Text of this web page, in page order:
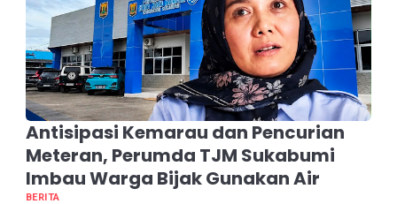
Antisipasi Kemarau dan Pencurian
Meteran, Perumda TJM Sukabumi
Imbau Warga Bijak Gunakan Air
BERITA